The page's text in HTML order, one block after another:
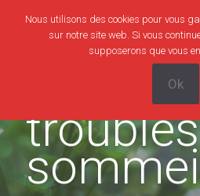
Nous utilisons des cookies pour vous
sur notre site web. Si vous
supposerons que vous
Ok